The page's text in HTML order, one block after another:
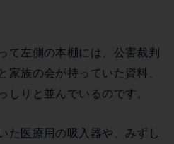
て左側の本棚には、公害裁判
家族の会が持っていた資料、
しりと並んでいるのです。
た医療用の吸入器や、みずし